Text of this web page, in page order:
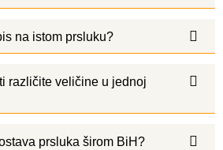
na istom prsluku?
različite veličine u jednoj
prsluka širom BiH?